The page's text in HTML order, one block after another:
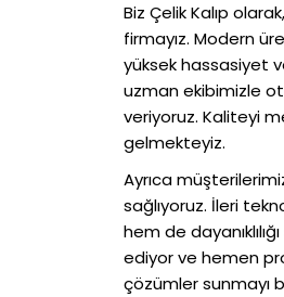
Biz Çelik Kalıp
firmayız. Modern
yüksek hassasiyet
uzman ekibimizle
veriyoruz. Kaliteyi
gelmekteyiz.
Ayrıca
sağlıyoruz. İleri
hem de
ediyor ve hemen
çözümler sunmayı